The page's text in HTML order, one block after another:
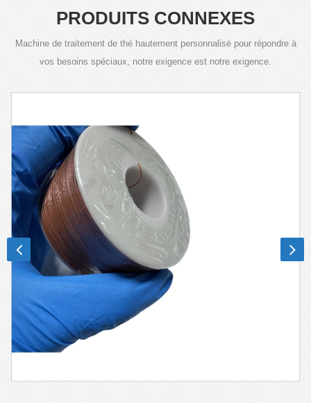
PRODUITS CONNEXES
Machine de traitement de thé hautement personnalisé pour répondre à
vos besoins spéciaux, notre exigence est notre exigence.